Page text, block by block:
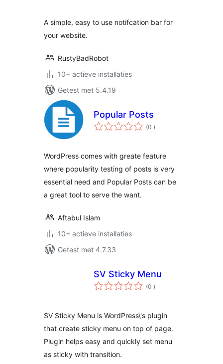
A simple, easy to use notifcation bar for
your website.
RustyBadRobot
10+ actieve installaties
Getest met 5.4.19
Popular Posts
(0 aantal
beoordelingen
)
WordPress comes with greate feature
where popularity testing of posts is very
essential need and Popular Posts can be
a great tool to serve the want.
Aftabul Islam
10+ actieve installaties
Getest met 4.7.33
SV Sticky Menu
(0 aantal
beoordelingen
)
SV Sticky Menu is WordPress\'s plugin
that create sticky menu on top of page.
Plugin helps easy and quickly set menu
as sticky with transition.